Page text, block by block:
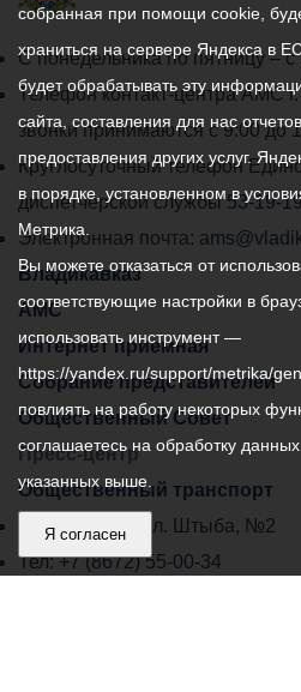
—
24
График
работы
администрации
местного
самоуправления
города
Владикавказ:
С понедельника по пятницу – с
Телефон контакт-центра АМС
звонки принимаются с 9:00 до
Круглосуточный телефон
диспетчерской службы53-19-
Электронная почта:
Владикавказ
АМС
Интернет приемная
Собрание представителей
Общественный Совет
Пресс-центр
Общественный транспорт
Владикавказ, пл. Штыба, №2
Тел:+7 (8672) 55-00-34
собранная при помощи cookie,
храниться на сервере Яндекса в
будет обрабатывать эту
сайта, составления для нас
предоставления других услуг.
в порядке, установленном в
Метрика.
Вы можете отказаться от
соответствующие настройки в
использовать инструмент —
https://yandex.ru/support/metrika/
повлиять на работу некоторых
соглашаетесь на обработку
указанных выше.
Я согласен